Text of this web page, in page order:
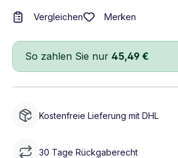
Vergleichen Merken
So zahlen Sie nur 45,49 €
Kostenfreie Lieferung mit DHL
30 Tage Rückgaberecht